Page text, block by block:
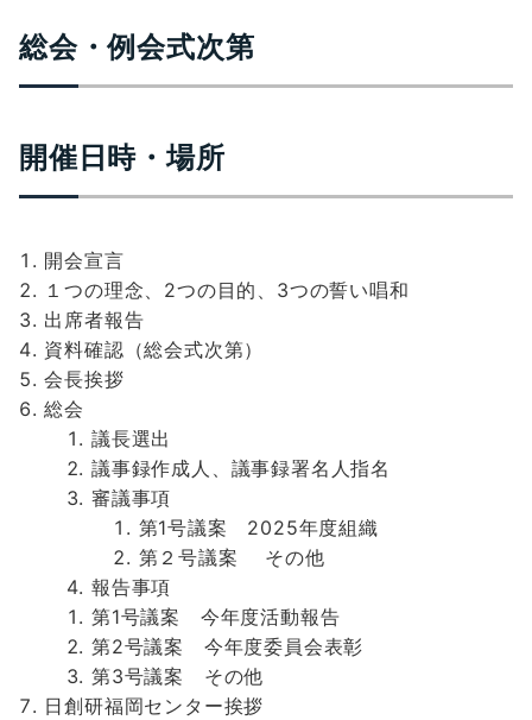
総会・例会式次第
開催日時・場所
開会宣言
１つの理念、2つの目的、3つの誓い唱和
出席者報告
資料確認（総会式次第）
会長挨拶
総会
議長選出
議事録作成人、議事録署名人指名
審議事項
第1号議案 2025年度組織
第２号議案 その他
報告事項
第1号議案 今年度活動報告
第2号議案 今年度委員会表彰
第3号議案 その他
日創研福岡センター挨拶